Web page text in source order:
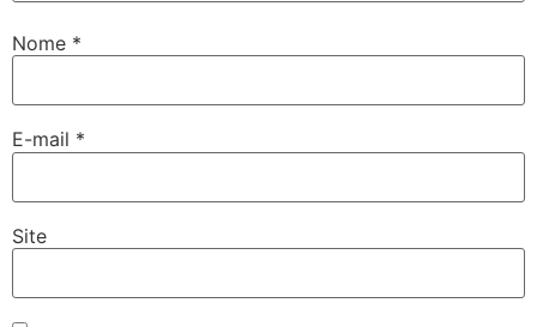
Nome *
E-mail *
Site